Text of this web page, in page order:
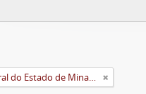
Universidade Rural do Estado de Minas Gerais (Uremg)